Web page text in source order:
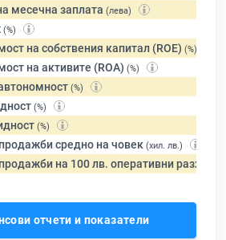
месечна заплата (лева)
(%)
на собствения капитал (ROE) (%)
на активите (ROA) (%)
(%)
(%)
(%)
средно на човек (хил. лв.)
на 100 лв. оперативни разходи
отчети и показатели